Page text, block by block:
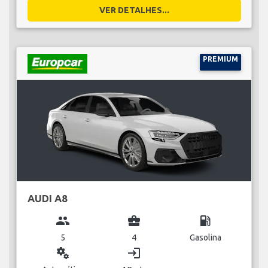
VER DETALHES...
PREMIUM
AUDI A8
group
5
business_center
4
local_gas_station
Gasolina
miscellaneous_services login